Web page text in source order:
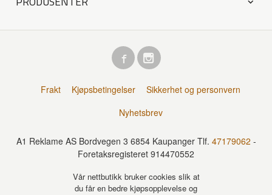
Frakt Kjøpsbetingelser
Sikkerhet og personvern
Nyhetsbrev
A1 Reklame AS Bordvegen 3 6854 Kaupanger Tlf. 47179062 -
Foretaksregisteret 914470552
Vår nettbutikk bruker cookies slik at
du får en bedre kjøpsopplevelse og